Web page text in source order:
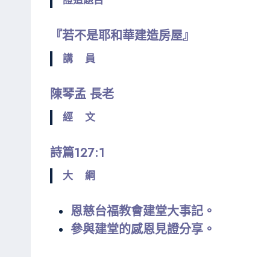
『若不是耶和華建造房屋』
講 員
陳琴孟 長老
經 文
詩篇127:1
大 綱
恩慈台福教會建堂大事記。
參與建堂的感恩見證分享。